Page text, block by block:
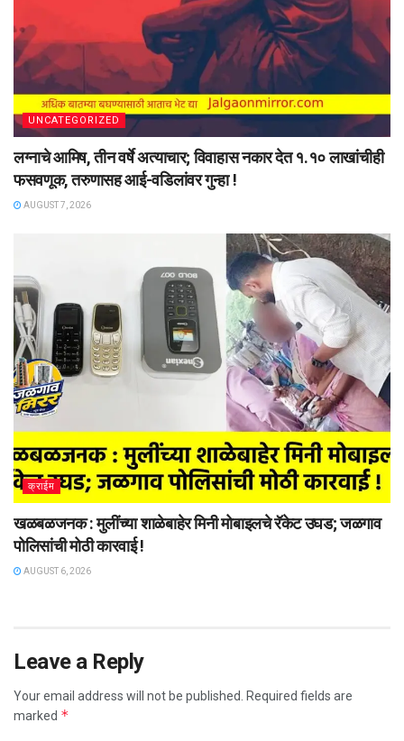
UNCATEGORIZED
लग्नाचे आमिष, तीन वर्षे अत्याचार; विवाहास नकार देत १.१० लाखांचीही
फसवणूक, तरुणासह आई-वडिलांवर गुन्हा !
AUGUST 7, 2026
क्राईम
खळबळजनक : मुलींच्या शाळेबाहेर मिनी मोबाइलचे रॅकेट उघड; जळगाव
पोलिसांची मोठी कारवाई !
AUGUST 6, 2026
Leave a Reply
Your email address will not be published.
Required fields are
marked *